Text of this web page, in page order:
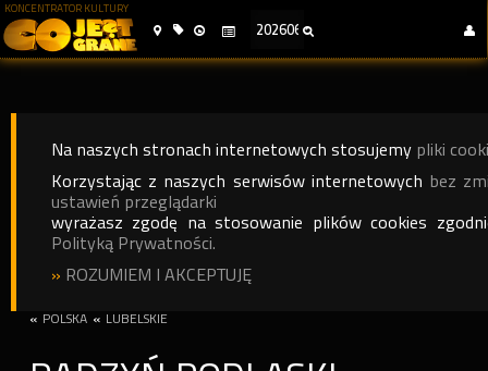
KONCENTRATOR KULTURY
Na naszych stronach internetowych stosujemy pliki
Korzystając z naszych serwisów internetowych bez
ustawień przeglądarki
wyrażasz zgodę na stosowanie plików cookies
Polityką Prywatności.
» ROZUMIEM I AKCEPTUJĘ
« POLSKA « LUBELSKIE